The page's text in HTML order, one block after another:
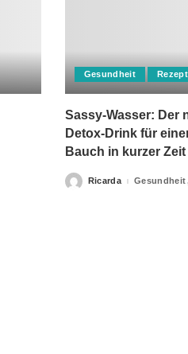
Gesundheit
Sassy-Wasser: Der
Detox-Drink für
Bauch in kurzer Zeit
PostedRicarda Gesundheit